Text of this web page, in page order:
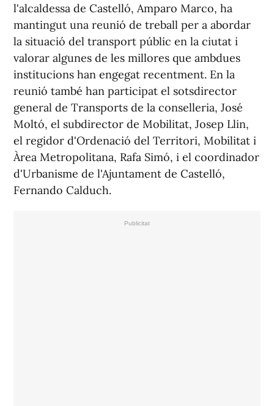
l'alcaldessa de Castelló, Amparo Marco, ha
mantingut una reunió de treball per a abordar
la situació del transport públic en la ciutat i
valorar algunes de les millores que ambdues
institucions han engegat recentment. En la
reunió també han participat el sotsdirector
general de Transports de la conselleria, José
Moltó, el subdirector de Mobilitat, Josep Llin,
el regidor d'Ordenació del Territori, Mobilitat i
Àrea Metropolitana, Rafa Simó, i el coordinador
d'Urbanisme de l'Ajuntament de Castelló,
Fernando Calduch.